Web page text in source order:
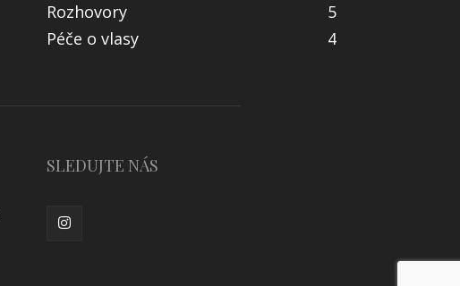
Rozhovory
5
Péče o vlasy
4
SLEDUJTE NÁS